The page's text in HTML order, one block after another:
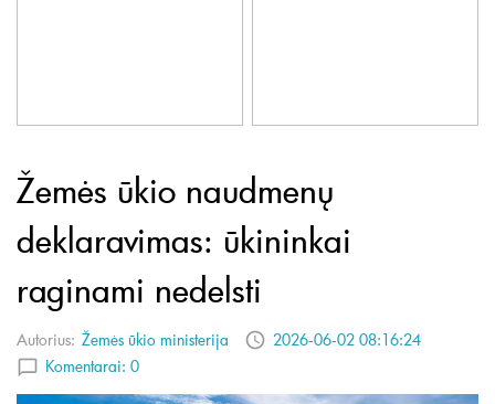
Žemės ūkio naudmenų
deklaravimas: ūkininkai
raginami nedelsti
Autorius: Žemės ūkio ministerija
2026-06-02 08:16:24
Komentarai: 0